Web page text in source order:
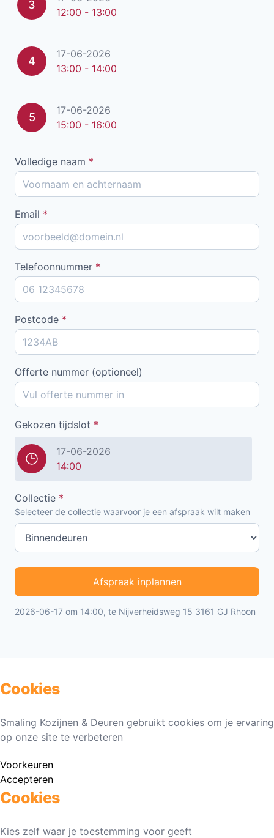
3
12:00 - 13:00
4
17-06-2026
13:00 - 14:00
5
17-06-2026
15:00 - 16:00
Volledige naam *
Email *
Telefoonnummer *
Postcode *
Offerte nummer (optioneel)
Gekozen tijdslot *
17-06-2026
14:00
Collectie *
Selecteer de collectie waarvoor je een afspraak wilt maken
Afspraak inplannen
2026-06-17 om 14:00, te Nijverheidsweg 15 3161 GJ Rhoon
Cookies
Smaling Kozijnen & Deuren gebruikt cookies om je ervaring
op onze site te verbeteren
Voorkeuren
Accepteren
Cookies
Kies zelf waar je toestemming voor geeft